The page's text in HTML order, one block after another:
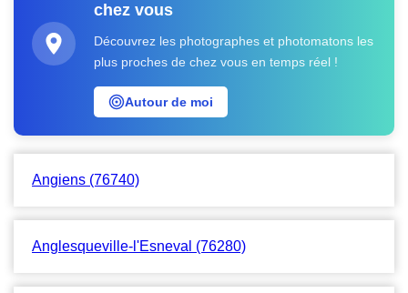
chez vous
Découvrez les photographes et photomatons les
plus proches de chez vous en temps réel !
Autour de moi
Angiens (76740)
Anglesqueville-l'Esneval (76280)